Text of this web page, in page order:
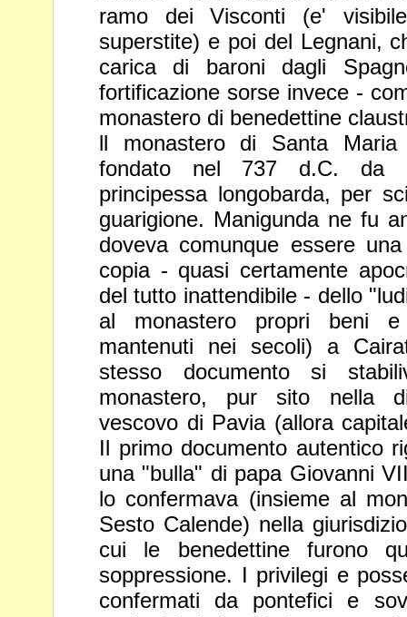
ramo dei Visconti (e'
superstite) e poi del Legnani,
carica di baroni dagli
fortificazione sorse invece -
monastero di benedettine
ll monastero di Santa Maria
fondato nel 737 d.C. da
principessa longobarda, per
guarigione. Manigunda ne fu
doveva comunque essere
copia - quasi certamente
del tutto inattendibile - dello
al monastero propri beni e
mantenuti nei secoli) a
stesso documento si
monastero, pur sito nella
vescovo di Pavia (allora
Il primo documento autentico
una "bulla" di papa Giovanni
lo confermava (insieme al
Sesto Calende) nella
cui le benedettine furono
soppressione. I privilegi e
confermati da pontefici e